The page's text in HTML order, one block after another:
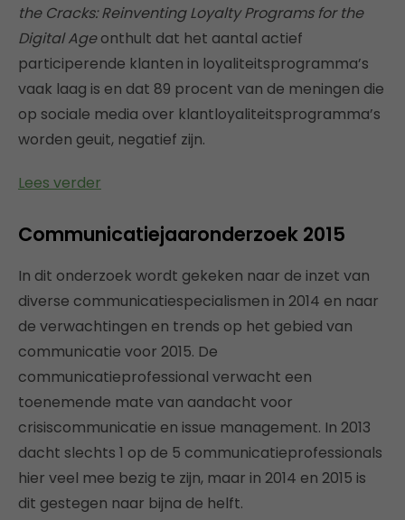
the Cracks: Reinventing Loyalty Programs for the
Digital Ageonthult dat het aantal actief
participerende klanten in loyaliteitsprogramma’s
vaak laag is en dat 89 procent van de meningen die
op sociale media over klantloyaliteitsprogramma’s
worden geuit, negatief zijn.
Lees verder
Communicatiejaaronderzoek 2015
In dit onderzoek wordt gekeken naar de inzet van
diverse communicatiespecialismen in 2014 en naar
de verwachtingen en trends op het gebied van
communicatie voor 2015. De
communicatieprofessional verwacht een
toenemende mate van aandacht voor
crisiscommunicatie en issue management. In 2013
dacht slechts 1 op de 5 communicatieprofessionals
hier veel mee bezig te zijn, maar in 2014 en 2015 is
dit gestegen naar bijna de helft.